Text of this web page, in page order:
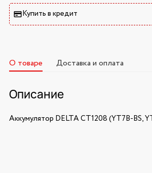
Купить в кредит
О товаре Доставка и оплата
Описание
Аккумулятор DELTA CT1208 (YT7B-BS,